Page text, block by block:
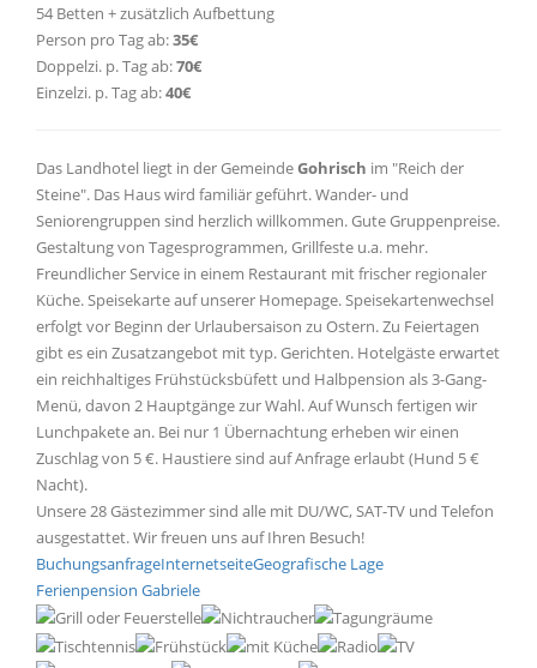
54 Betten + zusätzlich Aufbettung
Person pro Tag ab:35€
Doppelzi. p. Tag ab:70€
Einzelzi. p. Tag ab:40€
Das Landhotel liegt in der GemeindeGohrisch im "Reich der
Steine". Das Haus wird familiär geführt. Wander- und
Seniorengruppen sind herzlich willkommen. Gute Gruppenpreise.
Gestaltung von Tagesprogrammen, Grillfeste u.a. mehr.
Freundlicher Service in einem Restaurant mit frischer regionaler
Küche. Speisekarte auf unserer Homepage. Speisekartenwechsel
erfolgt vor Beginn der Urlaubersaison zu Ostern. Zu Feiertagen
gibt es ein Zusatzangebot mit typ. Gerichten. Hotelgäste erwartet
ein reichhaltiges Frühstücksbüfett und Halbpension als 3-Gang-
Menü, davon 2 Hauptgänge zur Wahl. Auf Wunsch fertigen wir
Lunchpakete an. Bei nur 1 Übernachtung erheben wir einen
Zuschlag von 5 €. Haustiere sind auf Anfrage erlaubt (Hund 5 €
Nacht).
Unsere 28 Gästezimmer sind alle mit DU/WC, SAT-TV und Telefon
ausgestattet. Wir freuen uns auf Ihren Besuch!
BuchungsanfrageInternetseiteGeografische Lage
Ferienpension Gabriele